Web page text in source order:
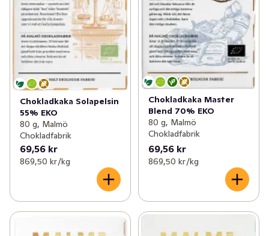
Chokladkaka Solapelsin
55% EKO
80 g, Malmö
Chokladfabrik
69,56 kr
869,50 kr /kg
Chokladkaka Master
Blend 70% EKO
80 g, Malmö
Chokladfabrik
69,56 kr
869,50 kr /kg